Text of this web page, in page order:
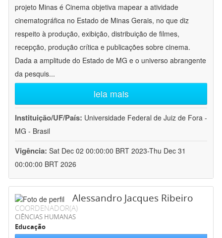
projeto Minas é Cinema objetiva mapear a atividade
cinematográfica no Estado de Minas Gerais, no que diz
respeito à produção, exibição, distribuição de filmes,
recepção, produção crítica e publicações sobre cinema.
Dada a amplitude do Estado de MG e o universo abrangente
da pesquis...
leia mais
Instituição/UF/País: Universidade Federal de Juiz de Fora -
MG - Brasil
Vigência: Sat Dec 02 00:00:00 BRT 2023-Thu Dec 31
00:00:00 BRT 2026
Alessandro Jacques Ribeiro
COORDENADOR(A)
CIÊNCIAS HUMANAS
Educação